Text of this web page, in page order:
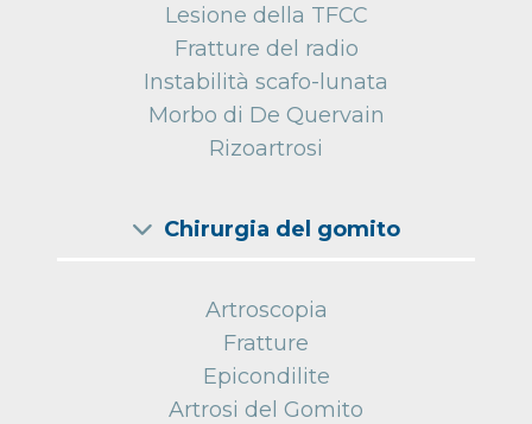
Lesione della TFCC
Fratture del radio
Instabilità scafo-lunata
Morbo di De Quervain
Rizoartrosi
Chirurgia del gomito
Artroscopia
Fratture
Epicondilite
Artrosi del Gomito